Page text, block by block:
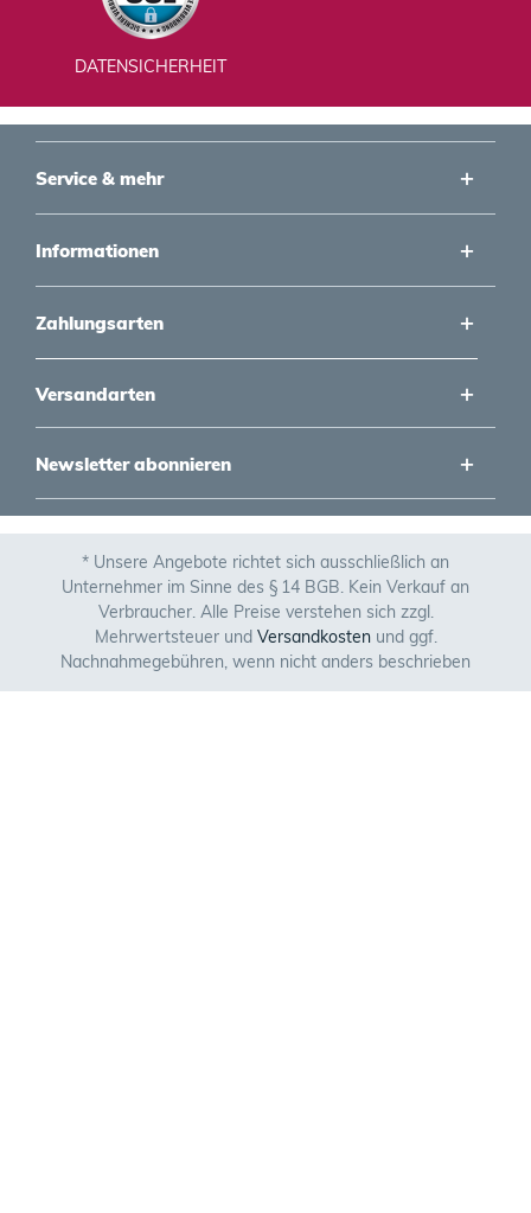
DATENSICHERHEIT
Service & mehr
Informationen
Zahlungsarten
Versandarten
Newsletter abonnieren
* Unsere Angebote richtet sich ausschließlich an
Unternehmer im Sinne des § 14 BGB. Kein Verkauf an
Verbraucher. Alle Preise verstehen sich zzgl.
Mehrwertsteuer und Versandkostenund ggf.
Nachnahmegebühren, wenn nicht anders beschrieben